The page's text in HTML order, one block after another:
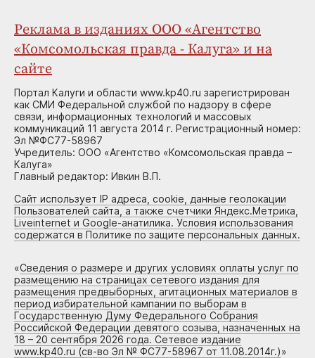
Реклама в изданиях ООО «Агентство
«Комсомольская правда - Калуга» и на
сайте
Портал Калуги и области www.kp40.ru зарегистрирован
как СМИ Федеральной службой по надзору в сфере
связи, информационных технологий и массовых
коммуникаций 11 августа 2014 г. Регистрационный номер:
Эл №ФС77-58967
Учредитель: ООО «Агентство «Комсомольская правда –
Калуга»
Главный редактор: Ивкин В.П.
Сайт использует IP адреса, cookie, данные геолокации
Пользователей сайта, а также счетчики Яндекс.Метрика,
Liveinternet и Google-анатилика. Условия использования
содержатся в Политике по защите персональных данных.
«Сведения о размере и других условиях оплаты услуг по
размещению на страницах сетевого издания для
размещения предвыборных, агитационных материалов в
период избирательной кампании по выборам в
Государственную Думу Федерального Собрания
Российской Федерации девятого созыва, назначенных на
18 – 20 сентября 2026 года. Сетевое издание
www.kp40.ru (св-во Эл № ФС77-58967 от 11.08.2014г.)»